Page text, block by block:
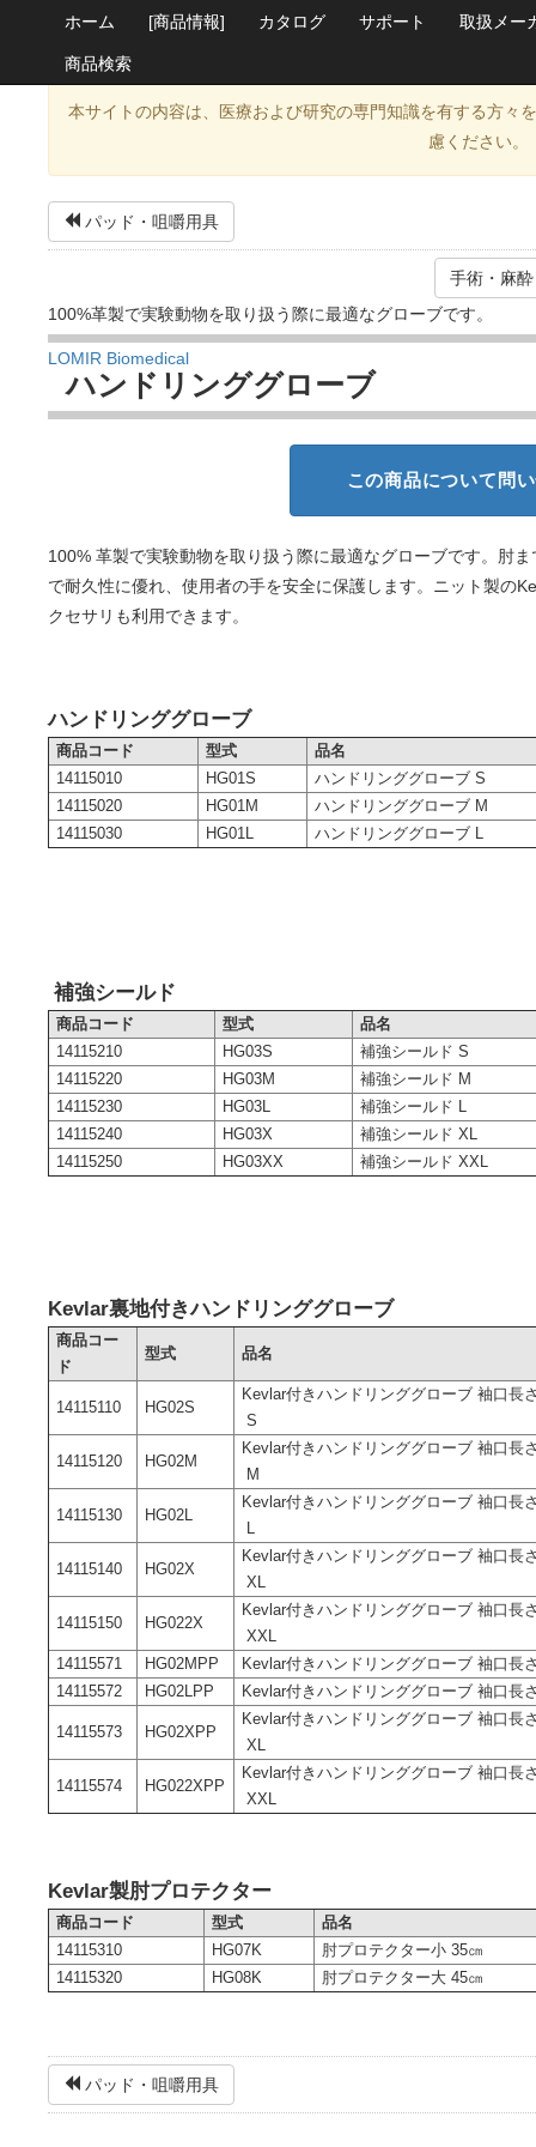
ホーム [商品情報] カタログ サポート 取扱メー
商品検索
本サイトの内容は、医療および研究の専門知識を有する方々
慮ください。
パッド・咀嚼用具
手術・麻
100%革製で実験動物を取り扱う際に最適なグローブです。
LOMIR Biomedical
ハンドリンググローブ
この商品について問
100% 革製で実験動物を取り扱う際に最適なグローブです。肘
で耐久性に優れ、使用者の手を安全に保護します。ニット製の
クセサリも利用できます。
ハンドリンググローブ
商品コード 型式
品名
14115010
HG01S
ハンドリンググローブ S
14115020
HG01M
ハンドリンググローブ M
14115030
HG01L ハンドリンググローブ L
補強シールド
商品コード 型式
品名
14115210
HG03S
補強シールド S
14115220
HG03M
補強シールド M
14115230
HG03L
補強シールド L
14115240
HG03X
補強シールド XL
14115250
HG03XX 補強シールド XXL
Kevlar裏地付きハンドリンググローブ
商品コー
ド
型式 品名
14115110 HG02S
Kevlar付きハンドリンググローブ 袖口長
S
14115120 HG02M
Kevlar付きハンドリンググローブ 袖口長
M
14115130 HG02L
Kevlar付きハンドリンググローブ 袖口長
L
14115140 HG02X
Kevlar付きハンドリンググローブ 袖口長
XL
14115150 HG022X
Kevlar付きハンドリンググローブ 袖口長
XXL
14115571
HG02MPP
Kevlar付きハンドリンググローブ 袖口長
14115572
HG02LPP Kevlar付きハンドリンググローブ 袖口長
14115573 HG02XPP
Kevlar付きハンドリンググローブ 袖口長
XL
14115574 HG022XPP
Kevlar付きハンドリンググローブ 袖口長
XXL
Kevlar製肘プロテクター
商品コード 型式
品名
14115310
HG07K
肘プロテクター小 35㎝
14115320
HG08K 肘プロテクター大 45㎝
パッド・咀嚼用具